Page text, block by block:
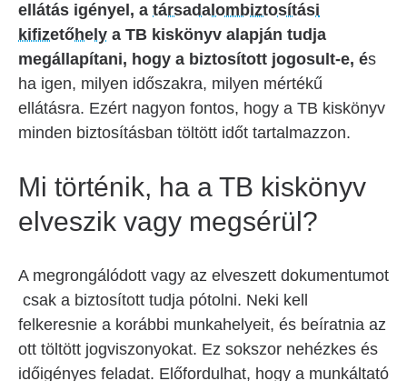
ellátás igényel, a társadalombiztosítási
kifizetőhely a TB kiskönyv alapján tudja
megállapítani, hogy a biztosított jogosult-e, és
ha igen, milyen időszakra, milyen mértékű
ellátásra. Ezért nagyon fontos, hogy a TB kiskönyv
minden biztosításban töltött időt tartalmazzon.
Mi történik, ha a TB kiskönyv
elveszik vagy megsérül?
A megrongálódott vagy az elveszett dokumentumot
csak a biztosított tudja pótolni. Neki kell
felkeresnie a korábbi munkahelyeit, és beíratnia az
ott töltött jogviszonyokat. Ez sokszor nehézkes és
időigényes feladat. Előfordulhat, hogy a munkáltató